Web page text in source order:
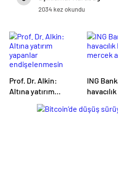
Azerbaycan’ın ayrılmaz
2034 kez okundu
Prof. Dr. Alkin:
Altına yatırım
endişelenmesin
ING